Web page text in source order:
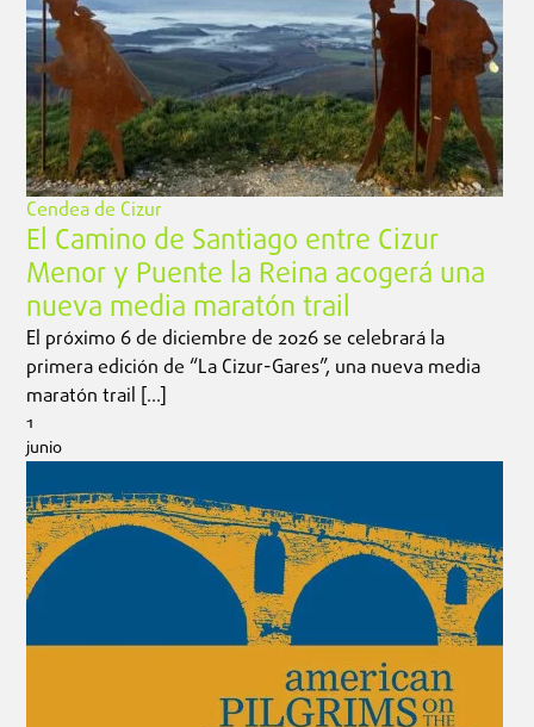
Cendea de Cizur
El Camino de Santiago entre Cizur
Menor y Puente la Reina acogerá una
nueva media maratón trail
El próximo 6 de diciembre de 2026 se celebrará la
primera edición de “La Cizur-Gares”, una nueva media
maratón trail […]
1
junio